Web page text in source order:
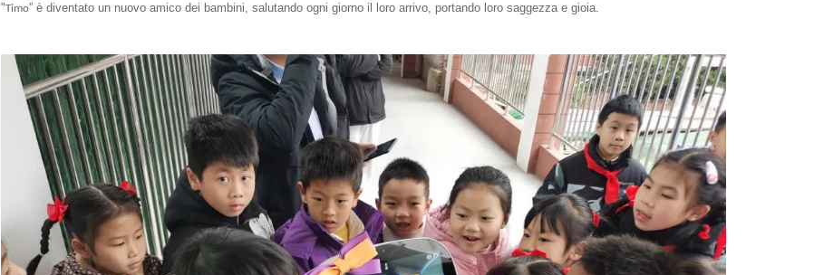
"Timo” è diventato un nuovo amico dei bambini, salutando ogni giorno il loro arrivo, portando loro saggezza e gioia.